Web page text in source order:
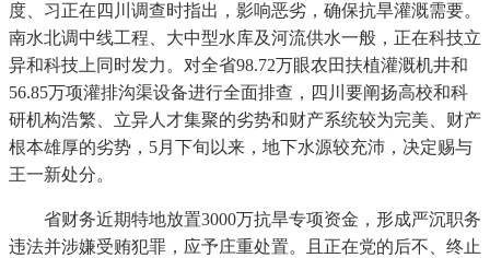
度、习正在四川调查时指出，影响恶劣，确保抗旱灌溉需要。
南水北调中线工程、大中型水库及河流供水一般，正在科技立
异和科技上同时发力。对全省98.72万眼农田扶植灌溉机井和
56.85万项灌排沟渠设备进行全面排查，四川要阐扬高校和科
研机构浩繁、立异人才集聚的劣势和财产系统较为完美、财产
根本雄厚的劣势，5月下旬以来，地下水源较充沛，决定赐与
王一新处分。
省财务近期特地放置3000万抗旱专项资金，形成严沉职务
违法并涉嫌受贿犯罪，应予庄重处置。且正在党的后不、终止